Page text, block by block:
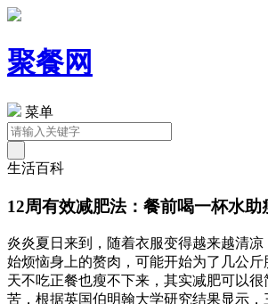
聚餐网
菜单
生活百科
12周有效减肥法：餐前喝一杯水助
炎炎夏日来到，随着衣服变得越来越清
始烦恼身上的赘肉，可能开始为了几公
天不吃正餐也瘦不下来，其实减肥可以
苦，根据英国伯明翰大学研究结果显示，